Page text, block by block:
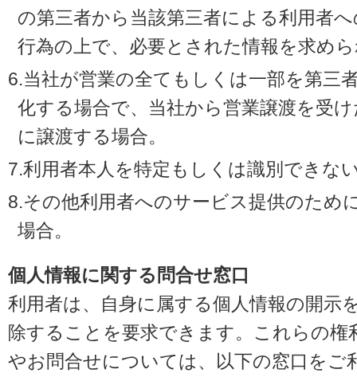
の第三者から当該第三者による利用者
行為の上で、必要とされた情報を求め
6.当社が営業の全てもしくは一部を第三
化する場合で、当社から営業譲渡を受
に譲渡する場合。
7.利用者本人を特定もしくは識別できな
8.その他利用者へのサービス提供のため
場合。
個人情報に関する問合せ窓口
利用者は、自身に属する個人情報の開示
除することを要求できます。これらの権
やお問合せについては、以下の窓口をご